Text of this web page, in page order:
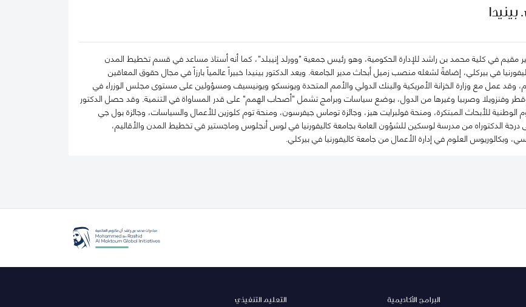
مقيم في كلية محمد بن راشد للإدارة الحكومية، وهو رئيس جمعية "وورلد إنيبلد"، كما أنه أستاذ مساعد في قسم تخطيط المدن
في بيركلي، إضافةً لشغله منصب زميل أبحاث مدير الجامعة. ويعد الدكتور بينيدا خبيراً عالمياً بارزاً في مجال حقوق المعاقين
وقد عمل مع وزارة الخزانة الأمريكية والبنك الدولي والأمم المتحدة ويونسكو ويونيسيف ومسؤولين على مستوى مجلس الوزراء في
وقطر وفنزويلا وصربيا وغيرها من الدول، بوضع سياسات وبرامج تشمل "أصحاب الهمم" على قدر المساواة في التنمية. وقد حصل الدكتور
للأبحاث المبتكرة، ومنحة فولبرايت هيز، وجائزة توماس جيفرسون، ومنحة توم كلوزين للأعمال والسياسات، وجائزة بول جي
درجة الدكتوراه من مدرسة لوسكين للشؤون العامة بجامعة كاليفورنيا في لوس أنجلوس وماجستير في تخطيط المدن والأقاليم،
وبكالوريوس العلوم في إدارة الأعمال من جامعة كاليفورنيا في بيركلي.
البرامج الأكاديمية التعليم التنفيذي